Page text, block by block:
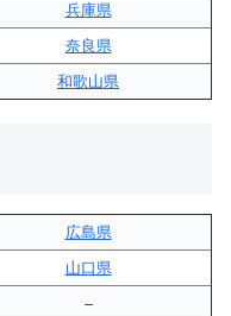
兵庫県
奈良県
和歌山県
広島県
山口県
–